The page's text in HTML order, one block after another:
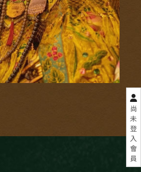
尚
未
登
入
會
員